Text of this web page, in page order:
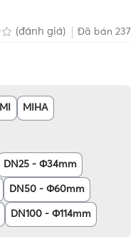
(đánh giá) Đã bán 237
MI MIHA
DN25 - Φ34mm
DN50 - Φ60mm
DN100 - Φ114mm